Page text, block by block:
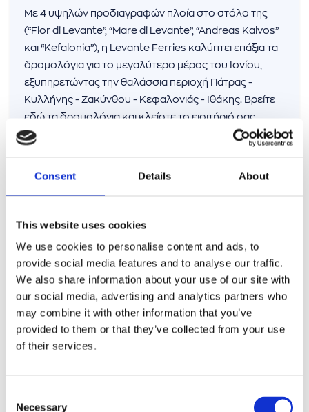
Consent Details About
This website uses cookies
We use cookies to personalise content and ads, to
provide social media features and to analyse our traffic.
We also share information about your use of our site with
our social media, advertising and analytics partners who
may combine it with other information that you’ve
provided to them or that they’ve collected from your use
of their services.
Necessary
Με 4 υψηλών προδιαγραφών πλοία στο στόλο της
(“Fior di Levante”, “Mare di Levante”, “Andreas Kalvos”
και “Kefalonia”), η Levante Ferries καλύπτει επάξια τα
δρομολόγια για το μεγαλύτερο μέρος του Ιονίου,
εξυπηρετώντας την θαλάσσια περιοχή Πάτρας -
Κυλλήνης - Ζακύνθου - Κεφαλονιάς - Ιθάκης. Βρείτε
εδώ τα δρομολόγια και κλείστε το εισιτήριό σας
εύκολα και γρήγορα.
Η ιταλική εταιρεία Liberty Lines υποσχεται στον
ταξιδιώτη ένα μοναδικό, άνετο και ασφαλές ταξίδι στα
νησιά της Τυρρηνικής Θάλασσας. Ταξίδι στο οποίο θα
απολαύσετε όλες τις άριστες υπηρεσίες του πλοίου.
Δείτε όλα τα δρομολόγια και κλείστε το εισιτήριο σας.
MIKRES KYKLADES